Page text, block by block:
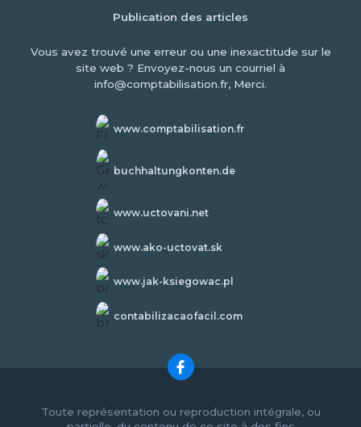
Publication des articles
Vous avez trouvé une erreur ou une inexactitude sur le
site web ? Envoyez-nous un courriel à
info@comptabilisation.fr, Merci.
www.comptabilisation.fr
buchhaltungkonten.de
www.uctovani.net
www.ako-uctovat.sk
www.jak-ksiegowac.pl
contabilizacaofacil.com
Toute représentation ou reproduction intégrale, ou